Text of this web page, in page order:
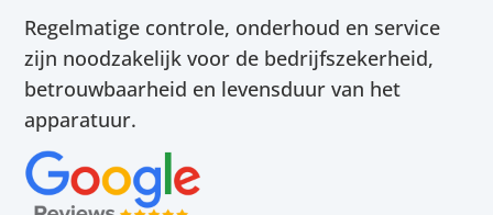
Regelmatige controle, onderhoud en service
zijn noodzakelijk voor de bedrijfszekerheid,
betrouwbaarheid en levensduur van het
apparatuur.